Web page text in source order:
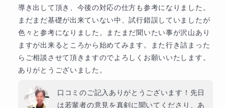
②関数
導き出して頂き、今後の対応の仕方も参考になりました。
まだまだ基礎が出来ていない中、試行錯誤していましたが
色々と参考になりました。またまだ聞いたい事が沢山あり
ますが出来るところから始めてみます。また行き詰まった
らご相談させて頂きますのでよろしくお願いいたします。
ありがとうございました。
口コミのご記入ありがとうございます！先日
は若輩者の意見を真剣に聞いてくださり、あ